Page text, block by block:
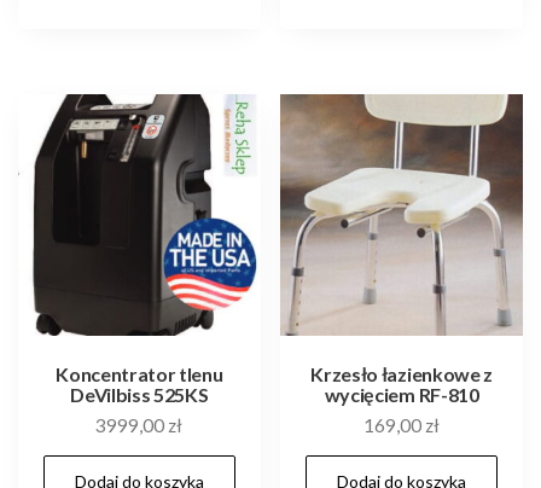
Koncentrator tlenu
DeVilbiss 525KS
3999,00 zł
Dodaj do koszyka
Krzesło łazienkowe z
wycięciem RF-810
169,00 zł
Dodaj do koszyka